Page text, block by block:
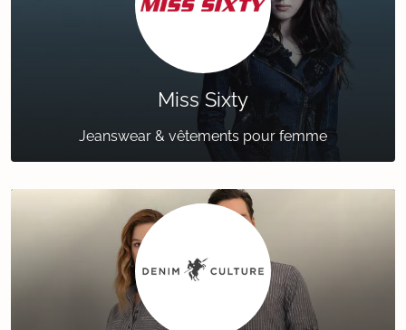
Miss Sixty
Jeanswear & vêtements pour femme